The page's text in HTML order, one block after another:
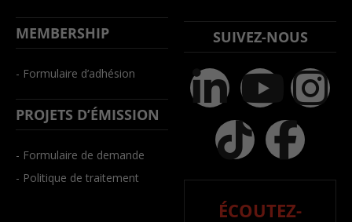
MEMBERSHIP
- Formulaire d’adhésion
PROJETS D’ÉMISSION
- Formulaire de demande
- Politique de traitement
SUIVEZ-NOUS
ÉCOUTEZ-